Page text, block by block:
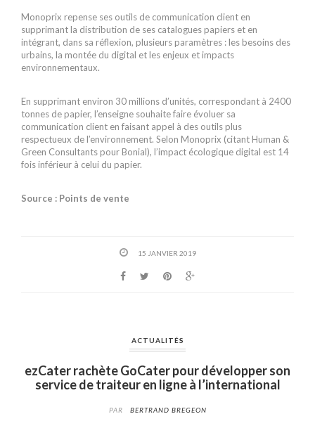
Monoprix repense ses outils de communication client en
supprimant la distribution de ses catalogues papiers et en
intégrant, dans sa réflexion, plusieurs paramètres : les besoins des
urbains, la montée du digital et les enjeux et impacts
environnementaux.
En supprimant environ 30 millions d’unités, correspondant à 2400
tonnes de papier, l’enseigne souhaite faire évoluer sa
communication client en faisant appel à des outils plus
respectueux de l’environnement. Selon Monoprix (citant Human &
Green Consultants pour Bonial), l’impact écologique digital est 14
fois inférieur à celui du papier.
Source : Points de vente
15 JANVIER 2019
ACTUALITÉS
ezCater rachète GoCater pour développer son
service de traiteur en ligne à l’international
PAR BERTRAND BREGEON